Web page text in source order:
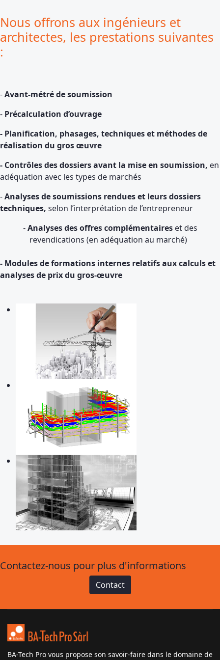
Nous offrons aux ingénieurs et
architectes, les prestations suivantes
:
-Avant-métré de soumission
- Précalculation d’ouvrage
- Planification, phasages, techniques et méthodes de
réalisation du gros œuvre
- Contrôles des dossiers avant la mise en soumission, en
adéquation avec les types de marchés
-Analyses de soumissions rendues et leurs dossiers
techniques, selon l’interprétation de l’entrepreneur
-Analyses des offres complémentaires et des
revendications (en adéquation au marché)
- Modules de formations internes relatifs aux calculs et
analyses de prix du gros-œuvre
Contactez-nous pour plus d'informations
Contact
BA-Tech Pro vous propose son savoir-faire dans le domaine de